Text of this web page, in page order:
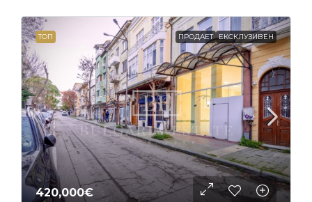
ТОП ПРОДАЕТ ЕКСКЛУЗИВЕН
420,000€